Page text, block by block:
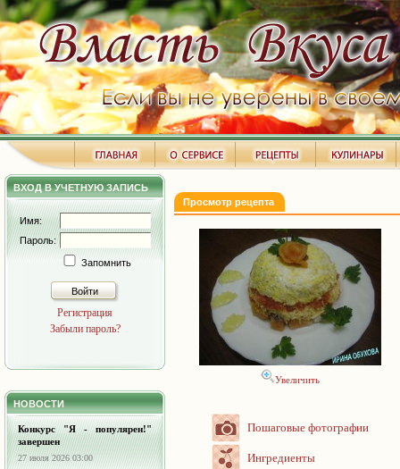
ВХОД В УЧЕТНУЮ ЗАПИСЬ
Имя:
Пароль:
Запомнить
Войти
Регистрация
Забыли пароль?
НОВОСТИ
Конкурс "Я - популярен!"
завершен
27 июля 2026 03:00
Просмотр рецепта
Увеличить
Пошаговые фотографии
Ингредиенты